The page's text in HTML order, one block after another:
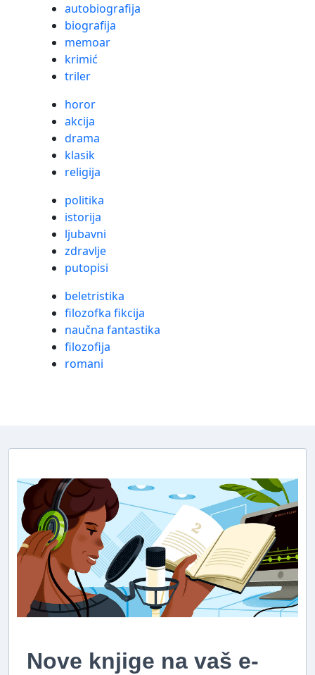
autobiografija
biografija
memoar
krimić
triler
horor
akcija
drama
klasik
religija
politika
istorija
ljubavni
zdravlje
putopisi
beletristika
filozofka fikcija
naučna fantastika
filozofija
romani
Nove knjige na vaš e-